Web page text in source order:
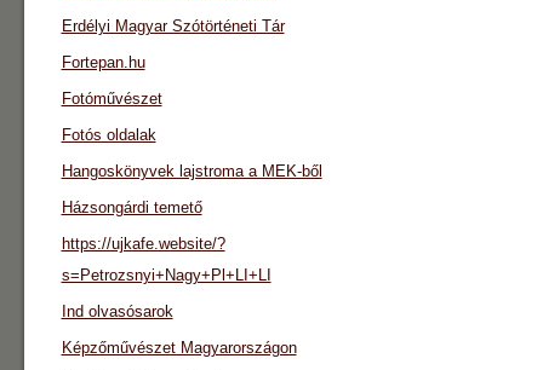
Erdélyi Magyar Szótörténeti Tár
Fortepan.hu
Fotóművészet
Fotós oldalak
Hangoskönyvek lajstroma a MEK-ből
Házsongárdi temető
https://ujkafe.website/?
s=Petrozsnyi+Nagy+Pl+LI+LI
Ind olvasósarok
Képzőművészet Magyarországon